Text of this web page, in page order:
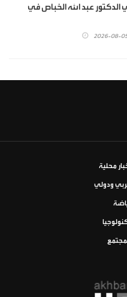
الدكتور عبد الله الخباص في
2026-08-
محلية
ودولي